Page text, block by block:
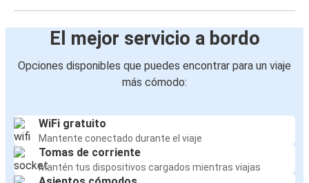
El mejor servicio a bordo
Opciones disponibles que puedes encontrar para un viaje
más cómodo:
WiFi gratuito
Mantente conectado durante el viaje
Tomas de corriente
Mantén tus dispositivos cargados mientras viajas